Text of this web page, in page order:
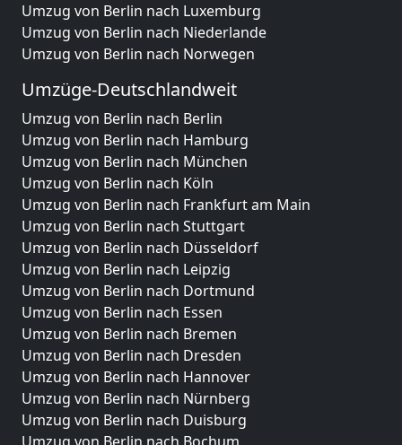
Umzug von Berlin nach Luxemburg
Umzug von Berlin nach Niederlande
Umzug von Berlin nach Norwegen
Umzüge-Deutschlandweit
Umzug von Berlin nach Berlin
Umzug von Berlin nach Hamburg
Umzug von Berlin nach München
Umzug von Berlin nach Köln
Umzug von Berlin nach Frankfurt am Main
Umzug von Berlin nach Stuttgart
Umzug von Berlin nach Düsseldorf
Umzug von Berlin nach Leipzig
Umzug von Berlin nach Dortmund
Umzug von Berlin nach Essen
Umzug von Berlin nach Bremen
Umzug von Berlin nach Dresden
Umzug von Berlin nach Hannover
Umzug von Berlin nach Nürnberg
Umzug von Berlin nach Duisburg